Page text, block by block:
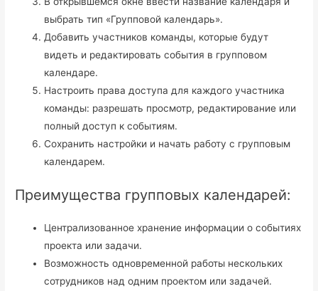
выбрать тип «Групповой календарь».
Добавить участников команды, которые будут
видеть и редактировать события в групповом
календаре.
Настроить права доступа для каждого участника
команды: разрешать просмотр, редактирование или
полный доступ к событиям.
Сохранить настройки и начать работу с групповым
календарем.
Преимущества групповых календарей:
Централизованное хранение информации о событиях
проекта или задачи.
Возможность одновременной работы нескольких
сотрудников над одним проектом или задачей.